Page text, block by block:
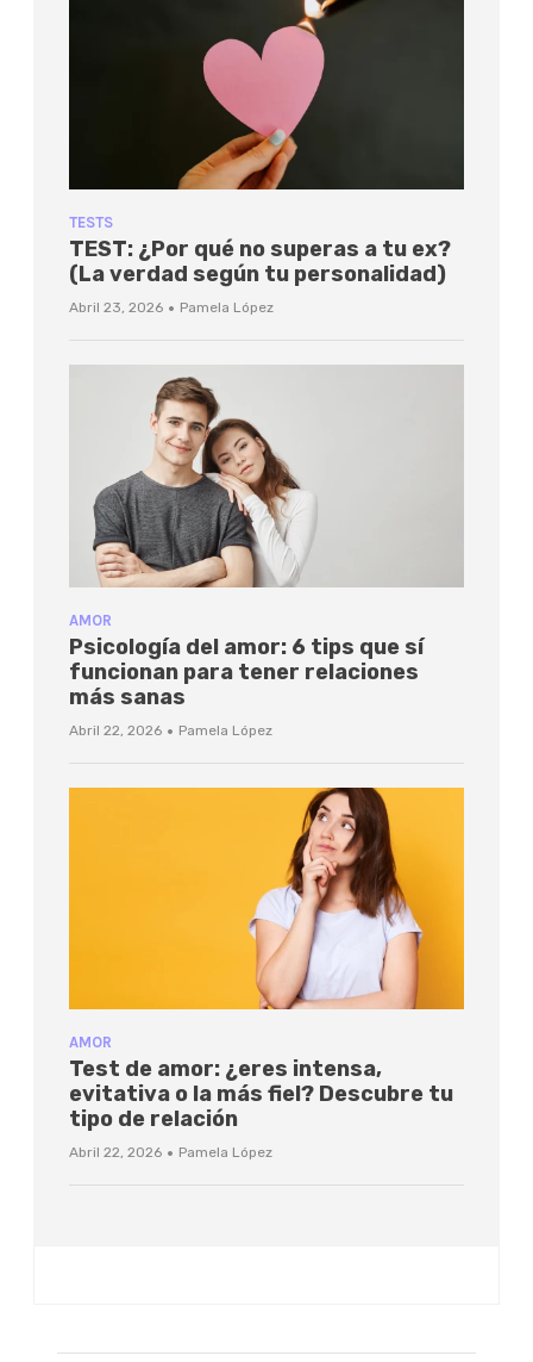
TESTS
TEST: ¿Por qué no superas a tu ex?
(La verdad según tu personalidad)
Abril 23, 2026 · Pamela López
AMOR
Psicología del amor: 6 tips que sí
funcionan para tener relaciones
más sanas
Abril 22, 2026 · Pamela López
AMOR
Test de amor: ¿eres intensa,
evitativa o la más fiel? Descubre tu
tipo de relación
Abril 22, 2026 · Pamela López